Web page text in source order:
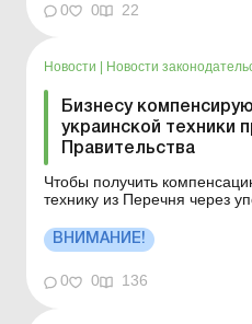
правиль...
0 0 22
Новости Новости
Бизнесу
украинской техники
Правительства
Чтобы получить
технику из Перечня через
документа и актом
теме: Влияние средств финансовой поддержки на
долю
Минфи...
ВНИМАНИЕ!
0 0 136